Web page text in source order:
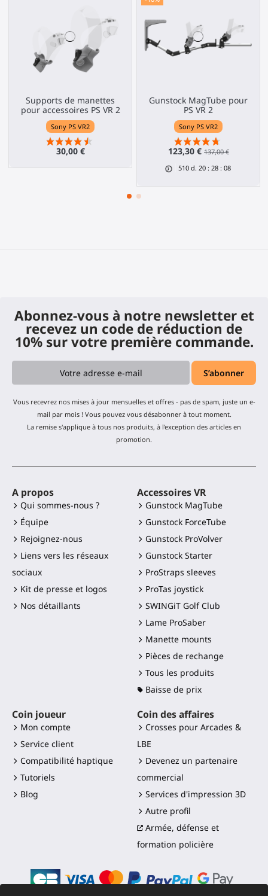
Supports de manettes
pour accessoires PS VR 2
Sony PS VR2
30,00 €
Gunstock MagTube pour
PS VR 2
Sony PS VR2
123,30 € 137,00 €
510 d. 20 :28 :08
Abonnez-vous à notre newsletter et
recevez un code de réduction de
10% sur votre première commande.
Vous recevrez nos mises à jour mensuelles et offres - pas de spam, juste un e-
mail par mois ! Vous pouvez vous désabonner à tout moment.
La remise s'applique à tous nos produits, à l'exception des articles en
promotion.
A propos
Qui sommes-nous ?
Équipe
Rejoignez-nous
Liens vers les réseaux
sociaux
Kit de presse et logos
Nos détaillants
Accessoires VR
Gunstock MagTube
Gunstock ForceTube
Gunstock ProVolver
Gunstock Starter
ProStraps sleeves
ProTas joystick
SWINGiT Golf Club
Lame ProSaber
Manette mounts
Pièces de rechange
Tous les produits
Baisse de prix
Coin joueur
Mon compte
Service client
Compatibilité haptique
Tutoriels
Blog
Coin des affaires
Crosses pour Arcades &
LBE
Devenez un partenaire
commercial
Services d'impression 3D
Autre profil
Armée, défense et
formation policière